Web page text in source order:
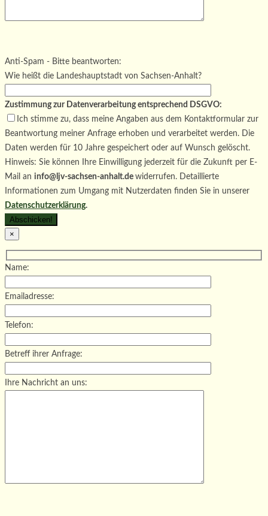
Bitte lasse dieses Feld leer.
Anti-Spam - Bitte beantworten:
Wie heißt die Landeshauptstadt von Sachsen-Anhalt?
Zustimmung zur Datenverarbeitung entsprechend DSGVO:
Ich stimme zu, dass meine Angaben aus dem Kontaktformular zur
Beantwortung meiner Anfrage erhoben und verarbeitet werden. Die
Daten werden für 10 Jahre gespeichert oder auf Wunsch gelöscht.
Hinweis: Sie können Ihre Einwilligung jederzeit für die Zukunft per E-
Mail an info@ljv-sachsen-anhalt.de widerrufen. Detaillierte
Informationen zum Umgang mit Nutzerdaten finden Sie in unserer
Datenschutzerklärung.
×
Name:
Emailadresse:
Telefon:
Betreff ihrer Anfrage:
Ihre Nachricht an uns: